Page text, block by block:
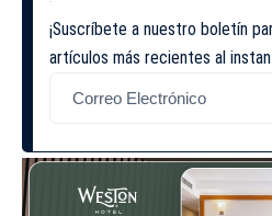
¡Suscríbete a nuestro boletín
artículos más recientes al